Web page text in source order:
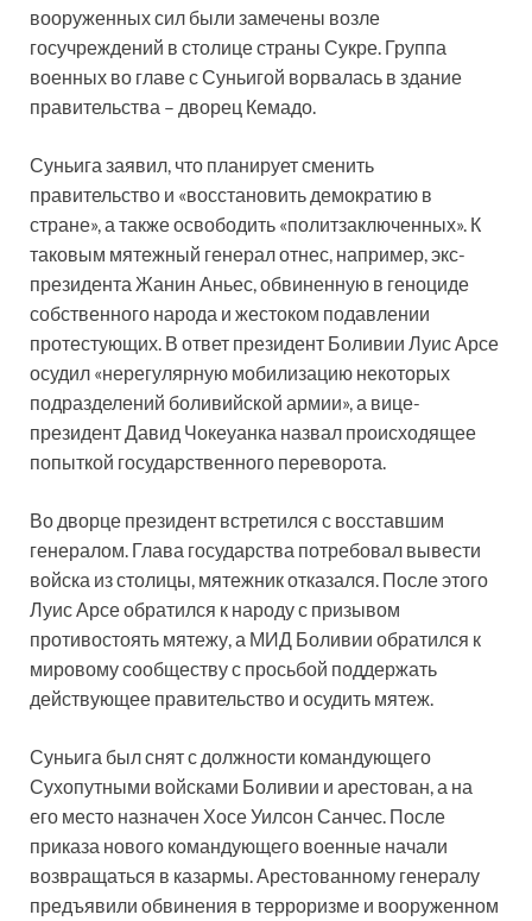
вооруженных сил были замечены возле
госучреждений в столице страны Сукре. Группа
военных во главе с Суньигой ворвалась в здание
правительства – дворец Кемадо.
Суньига заявил, что планирует сменить
правительство и «восстановить демократию в
стране», а также освободить «политзаключенных». К
таковым мятежный генерал отнес, например, экс-
президента Жанин Аньес, обвиненную в геноциде
собственного народа и жестоком подавлении
протестующих. В ответ президент Боливии Луис Арсе
осудил «нерегулярную мобилизацию некоторых
подразделений боливийской армии», а вице-
президент Давид Чокеуанка назвал происходящее
попыткой государственного переворота.
Во дворце президент встретился с восставшим
генералом. Глава государства потребовал вывести
войска из столицы, мятежник отказался. После этого
Луис Арсе обратился к народу с призывом
противостоять мятежу, а МИД Боливии обратился к
мировому сообществу с просьбой поддержать
действующее правительство и осудить мятеж.
Суньига был снят с должности командующего
Сухопутными войсками Боливии и арестован, а на
его место назначен Хосе Уилсон Санчес. После
приказа нового командующего военные начали
возвращаться в казармы. Арестованному генералу
предъявили обвинения в терроризме и вооруженном